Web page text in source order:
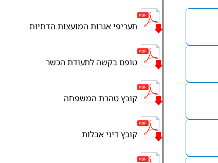
תעריפי אגרות המועצות הדתיות
טופס בקשה לתעודת הכשר
קובץ טהרת המשפחה
קובץ דיני אבלות